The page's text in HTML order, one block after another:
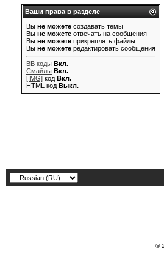
Ваши права в разделе
Вы не можете создавать темы
Вы не можете отвечать на сообщения
Вы не можете прикреплять файлы
Вы не можете редактировать сообщения
BB коды Вкл.
Смайлы Вкл.
[IMG] код Вкл.
HTML код Выкл.
©